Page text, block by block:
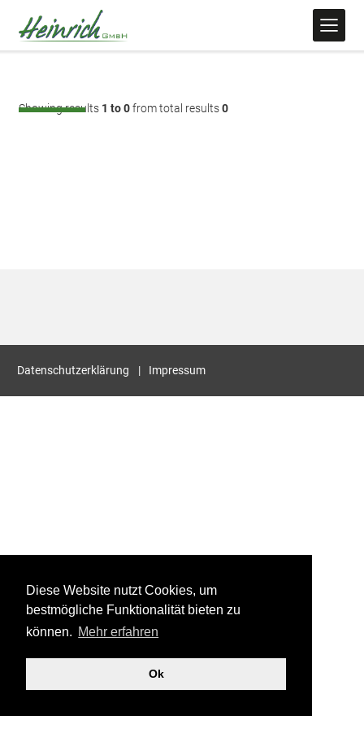
Diese Website nutzt Cookies, um
bestmögliche Funktionalität bieten zu
können. Mehr erfahren
Ok
Showing results 1 to 0from total results0
Datenschutzerklärung Impressum